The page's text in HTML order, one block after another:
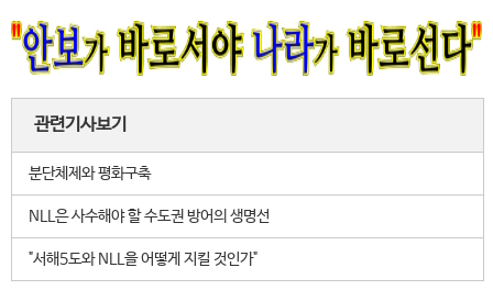
관련기사보기
분단체제와 평화구축
NLL은 사수해야 할 수도권 방어의 생명선
"서해5도와 NLL을 어떻게 지킬 것인가"